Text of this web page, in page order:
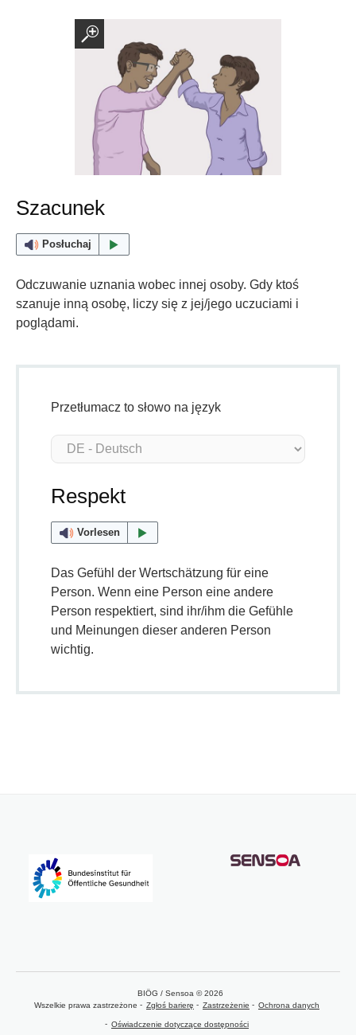
Szacunek
Posłuchaj
Odczuwanie uznania wobec innej osoby. Gdy ktoś
szanuje inną osobę, liczy się z jej/jego uczuciami i
poglądami.
Przetłumacz to słowo na język
Respekt
Vorlesen
Das Gefühl der Wertschätzung für eine
Person. Wenn eine Person eine andere
Person respektiert, sind ihr/ihm die Gefühle
und Meinungen dieser anderen Person
wichtig.
BIÖG / Sensoa © 2026
Wszelkie prawa zastrzeżone
Zgłoś barierę Zastrzeżenie Ochrona danych
Oświadczenie dotyczące dostępności